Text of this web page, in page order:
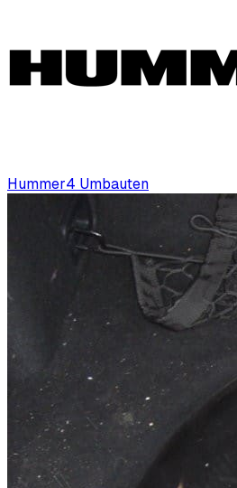
Hummer4 Umbauten